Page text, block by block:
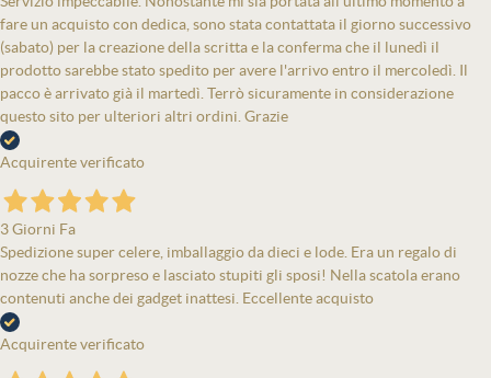
fare un acquisto con dedica, sono stata contattata il giorno successivo
(sabato) per la creazione della scritta e la conferma che il lunedì il
prodotto sarebbe stato spedito per avere l'arrivo entro il mercoledì. Il
pacco è arrivato già il martedì. Terrò sicuramente in considerazione
questo sito per ulteriori altri ordini. Grazie
Acquirente verificato
3 Giorni Fa
Spedizione super celere, imballaggio da dieci e lode. Era un regalo di
nozze che ha sorpreso e lasciato stupiti gli sposi! Nella scatola erano
contenuti anche dei gadget inattesi. Eccellente acquisto
Acquirente verificato